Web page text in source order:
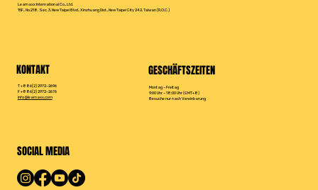
Leamaxx International Co., Ltd.
15F., No.218, Sec. 3, New Taipei Blvd., Xinzhuang Dist., New Taipei City 242, Taiwan (R.O.C.)
T +886(2) 2972-2696
F +886(2) 2972-2676
info@leamaxx.com
KONTAKT
Montag – Freitag
9:00 Uhr – 18:00 Uhr (GMT+8)
Besuche nur nach Vereinbarung
GESCHÄFTSZEITEN
SOCIAL MEDIA